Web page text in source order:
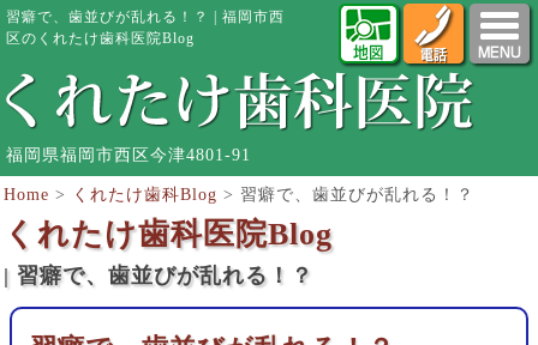
習癖で、歯並びが乱れる！？ | 福岡市西
区のくれたけ歯科医院Blog
福岡県福岡市西区今津4801-91
Home > くれたけ歯科Blog > 習癖で、歯並びが乱れる！？
くれたけ歯科医院Blog
| 習癖で、歯並びが乱れる！？